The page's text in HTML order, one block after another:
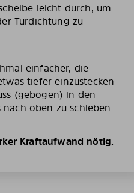
leicht durch, um
Türdichtung zu
einfacher, die
tiefer einzustecken
(gebogen) in den
oben zu schieben.
Kraftaufwand nötig.